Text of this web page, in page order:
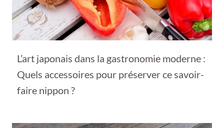
L’art japonais dans la gastronomie moderne :
Quels accessoires pour préserver ce savoir-
faire nippon ?